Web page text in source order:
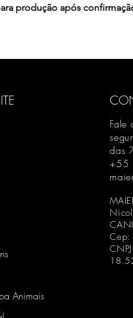
produção após
Animais
Fale
das
+55
CNPJ: